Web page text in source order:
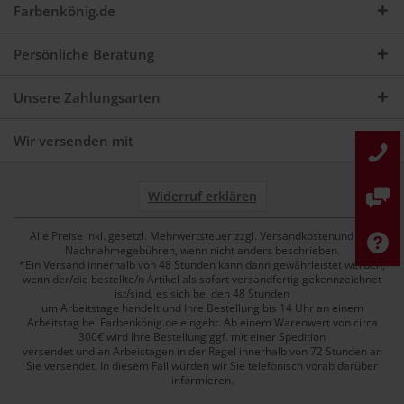
Farbenkönig.de
Persönliche Beratung
Unsere Zahlungsarten
Wir versenden mit
Widerruf erklären
Alle Preise inkl. gesetzl. Mehrwertsteuer zzgl. Versandkostenund ggf.
Nachnahmegebühren, wenn nicht anders beschrieben.
*Ein Versand innerhalb von 48 Stunden kann dann gewährleistet werden,
wenn der/die bestellte/n Artikel als sofort versandfertig gekennzeichnet
ist/sind, es sich bei den 48 Stunden
um Arbeitstage handelt und Ihre Bestellung bis 14 Uhr an einem
Arbeitstag bei Farbenkönig.de eingeht. Ab einem Warenwert von circa
300€ wird Ihre Bestellung ggf. mit einer Spedition
versendet und an Arbeistagen in der Regel innerhalb von 72 Stunden an
Sie versendet. In diesem Fall würden wir Sie telefonisch vorab darüber
informieren.